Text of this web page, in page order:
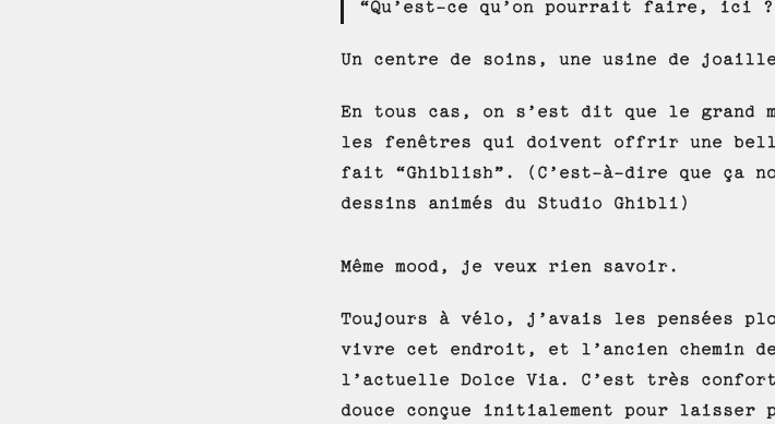
“Qu’est-ce qu’on pourrait faire, ici
Un centre de soins, une usine de
En tous cas, on s’est dit que le grand
les fenêtres qui doivent offrir une
fait “Ghiblish”. (C’est-à-dire que ça
dessins animés du Studio Ghibli)
Artur
Même mood, je veux rien savoir.
Toujours à vélo, j’avais les pensées
vivre cet endroit, et l’ancien chemin
l’actuelle Dolce Via. C’est très
douce conçue initialement pour laisser